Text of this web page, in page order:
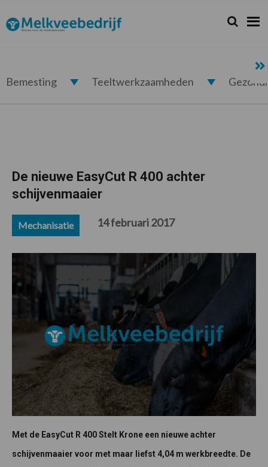
de
hoofdnavigatie
de
hoofd
de
eerste
de
voettekst
Melkveebedrijf.nl Zoeken...
Zoek
Bemesting Teeltwerkzaamheden
De nieuwe EasyCut R 400 achter
schijvenmaaier
Mechanisatie 14 februari 2017
Met de EasyCut R 400 Stelt Krone een nieuwe achter
schijvenmaaier voor met maar liefst 4,04 m werkbreedte. De